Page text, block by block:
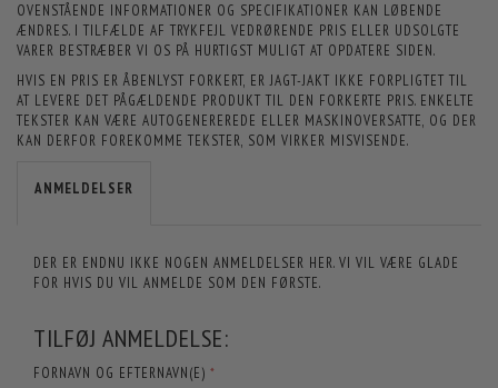
OVENSTÅENDE INFORMATIONER OG SPECIFIKATIONER KAN LØBENDE
ÆNDRES. I TILFÆLDE AF TRYKFEJL VEDRØRENDE PRIS ELLER UDSOLGTE
VARER BESTRÆBER VI OS PÅ HURTIGST MULIGT AT OPDATERE SIDEN.
HVIS EN PRIS ER ÅBENLYST FORKERT, ER JAGT-JAKT IKKE FORPLIGTET TIL
AT LEVERE DET PÅGÆLDENDE PRODUKT TIL DEN FORKERTE PRIS. ENKELTE
TEKSTER KAN VÆRE AUTOGENEREREDE ELLER MASKINOVERSATTE, OG DER
KAN DERFOR FOREKOMME TEKSTER, SOM VIRKER MISVISENDE.
ANMELDELSER
DER ER ENDNU IKKE NOGEN ANMELDELSER HER. VI VIL VÆRE GLADE
FOR HVIS DU VIL ANMELDE SOM DEN FØRSTE.
TILFØJ ANMELDELSE:
FORNAVN OG EFTERNAVN(E)